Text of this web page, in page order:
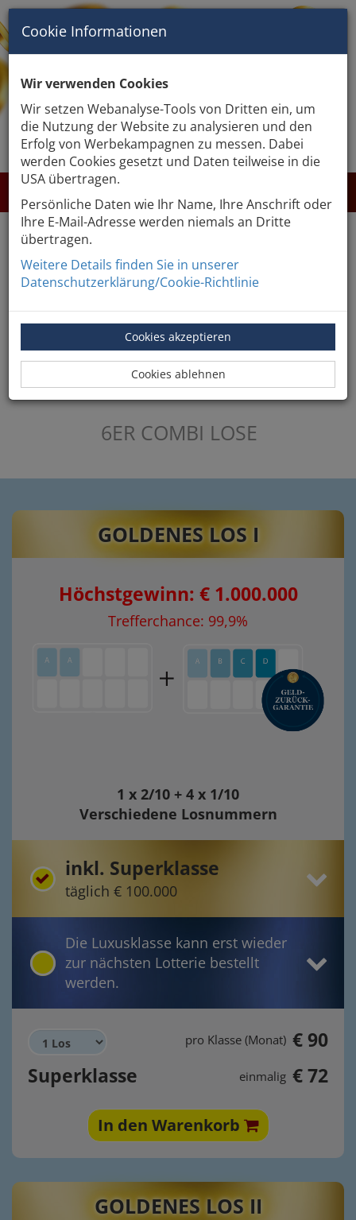
Cookie Informationen
Wir verwenden Cookies
Wir setzen Webanalyse-Tools von Dritten ein, um
die Nutzung der Website zu analysieren und den
Erfolg von Werbekampagnen zu messen. Dabei
werden Cookies gesetzt und Daten teilweise in die
USA übertragen.
Persönliche Daten wie Ihr Name, Ihre Anschrift oder
Ihre E-Mail-Adresse werden niemals an Dritte
übertragen.
Weitere Details finden Sie in unserer
Datenschutzerklärung/Cookie-Richtlinie
Cookies ablehnen
Cookies akzeptieren
GEWINNABFRAGE
LOSE KAUFEN
UNSERE EMPFEHLUNGEN
CLASSIC LOSE
5ER COMBI LOSE
6ER COMBI LOSE
GOLDENES LOS I
Höchstgewinn: € 1.000.000
Trefferchance: 99,9%
1 x 2/10 + 4 x 1/10
Verschiedene Losnummern
inkl. Superklasse
täglich € 100.000
Die Luxusklasse kann erst wieder
zur nächsten Lotterie bestellt
werden.
pro Klasse (Monat) € 90
Superklasse
einmalig € 72
In den Warenkorb
GOLDENES LOS II